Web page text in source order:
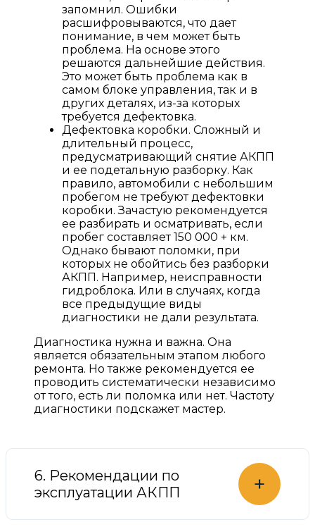
запомнил. Ошибки
расшифровываются, что дает
понимание, в чем может быть
проблема. На основе этого
решаются дальнейшие действия.
Это может быть проблема как в
самом блоке управления, так и в
других деталях, из-за которых
требуется дефектовка.
Дефектовка коробки. Сложный и
длительный процесс,
предусматривающий снятие АКПП
и ее подетальную разборку. Как
правило, автомобили с небольшим
пробегом не требуют дефектовки
коробки. Зачастую рекомендуется
ее разбирать и осматривать, если
пробег составляет 150 000 + км.
Однако бывают поломки, при
которых не обойтись без разборки
АКПП. Например, неисправности
гидроблока. Или в случаях, когда
все предыдущие виды
диагностики не дали результата.
Диагностика нужна и важна. Она
является обязательным этапом любого
ремонта. Но также рекомендуется ее
проводить систематически независимо
от того, есть ли поломка или нет. Частоту
диагностики подскажет мастер.
6. Рекомендации по
эксплуатации АКПП
+